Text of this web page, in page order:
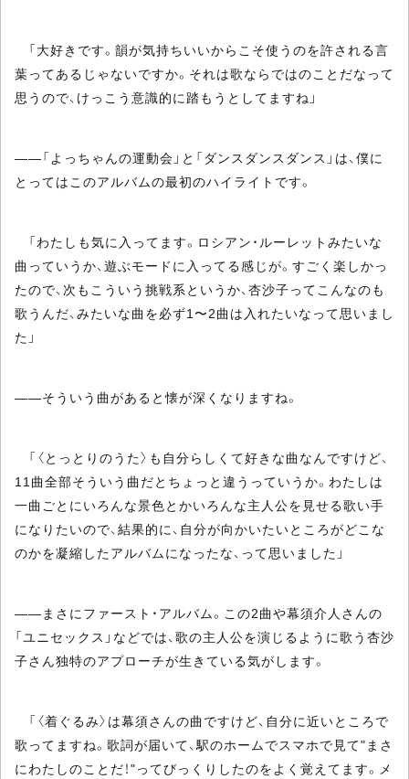
「大好きです。韻が気持ちいいからこそ使うのを許される言
葉ってあるじゃないですか。それは歌ならではのことだなって
思うので、けっこう意識的に踏もうとしてますね」
――「よっちゃんの運動会」と「ダンスダンスダンス」は、僕に
とってはこのアルバムの最初のハイライトです。
「わたしも気に入ってます。ロシアン・ルーレットみたいな
曲っていうか、遊ぶモードに入ってる感じが。すごく楽しかっ
たので、次もこういう挑戦系というか、杏沙子ってこんなのも
歌うんだ、みたいな曲を必ず1〜2曲は入れたいなって思いまし
た」
――そういう曲があると懐が深くなりますね。
「〈とっとりのうた〉も自分らしくて好きな曲なんですけど、
11曲全部そういう曲だとちょっと違うっていうか。わたしは
一曲ごとにいろんな景色とかいろんな主人公を見せる歌い手
になりたいので、結果的に、自分が向かいたいところがどこな
のかを凝縮したアルバムになったな、って思いました」
――まさにファースト・アルバム。この2曲や幕須介人さんの
「ユニセックス」などでは、歌の主人公を演じるように歌う杏沙
子さん独特のアプローチが生きている気がします。
「〈着ぐるみ〉は幕須さんの曲ですけど、自分に近いところで
歌ってますね。歌詞が届いて、駅のホームでスマホで見て"まさ
にわたしのことだ！"ってびっくりしたのをよく覚えてます。メ